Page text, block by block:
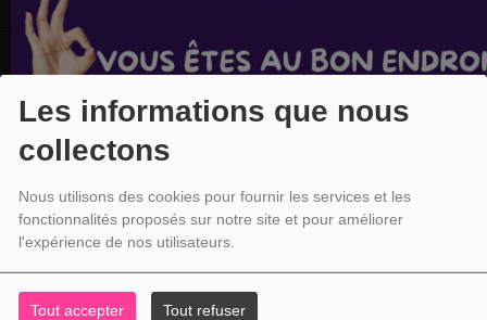
Les informations que nous
collectons
Nous utilisons des cookies pour fournir les services et les
fonctionnalités proposés sur notre site et pour améliorer
l'expérience de nos utilisateurs.
Tout accepter Tout refuser